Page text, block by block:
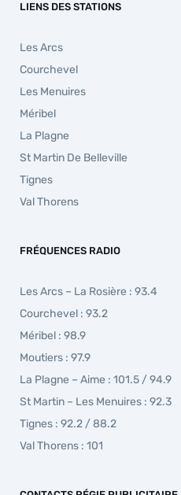
LIENS DES STATIONS
Les Arcs
Courchevel
Les Menuires
Méribel
La Plagne
St Martin De Belleville
Tignes
Val Thorens
FRÉQUENCES RADIO
Les Arcs – La Rosière : 93.4
Courchevel : 93.2
Méribel : 98.9
Moutiers : 97.9
La Plagne – Aime : 101.5 / 94.9
St Martin – Les Menuires : 92.3
Tignes : 92.2 / 88.2
Val Thorens : 101